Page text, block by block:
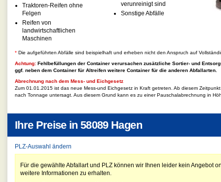
Traktoren-Reifen ohne
Felgen
Reifen von
landwirtschaftlichen
Maschinen
verunreinigt sind
Sonstige Abfälle
* Die aufgeführten Abfälle sind beispielhaft und erheben nicht den Anspruch auf
Achtung: Fehlbefüllungen der Container verursachen zusätzliche Sortier- und
ggf. neben dem Container für Altreifen weitere Container für die anderen Abfallarten.
Abrechnung nach dem Mess- und Eichgesetz
Zum 01.01.2015 ist das neue Mess-und Eichgesetz in Kraft getreten. Ab diesem
nach Tonnage untersagt. Aus diesem Grund kann es zu einer Pauschalabrechnung in
Ihre Preise in58089 Hagen
PLZ-Auswahl ändern
Für die gewählte Abfallart und PLZ können wir Ihnen leider kein Angebot
weitere Informationen zu erhalten.